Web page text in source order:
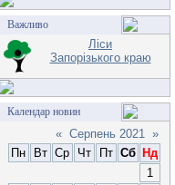
Важливо
Ліси
Запорізького краю
Календар новин
« Серпень 2021 »
Пн
Вт Ср Чт Пт Сб
Нд
1